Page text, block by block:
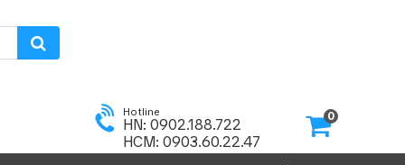
Hotline
HN: 0902.188.722
HCM: 0903.60.22.47
0